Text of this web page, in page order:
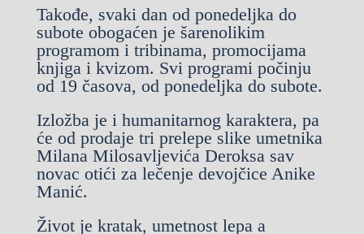
Takođe, svaki dan od ponedeljka do
subote obogaćen je šarenolikim
programom i tribinama, promocijama
knjiga i kvizom. Svi programi počinju
od 19 časova, od ponedeljka do subote.
Izložba je i humanitarnog karaktera, pa
će od prodaje tri prelepe slike umetnika
Milana Milosavljevića Deroksa sav
novac otići za lečenje devojčice Anike
Manić.
Život je kratak, umetnost lepa a